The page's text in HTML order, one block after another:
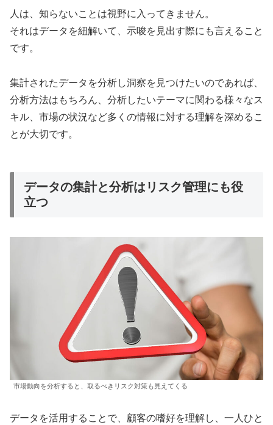
人は、知らないことは視野に入ってきません。
それはデータを紐解いて、示唆を見出す際にも言えること
です。
集計されたデータを分析し洞察を見つけたいのであれば、
分析方法はもちろん、分析したいテーマに関わる様々なス
キル、市場の状況など多くの情報に対する理解を深めるこ
とが大切です。
データの集計と分析はリスク管理にも役
立つ
市場動向を分析すると、取るべきリスク対策も見えてくる
データを活用することで、顧客の嗜好を理解し、一人ひと